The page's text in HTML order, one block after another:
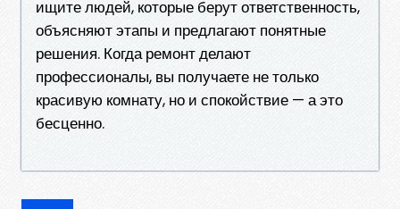
ищите людей, которые берут ответственность,
объясняют этапы и предлагают понятные
решения. Когда ремонт делают
профессионалы, вы получаете не только
красивую комнату, но и спокойствие — а это
бесценно.